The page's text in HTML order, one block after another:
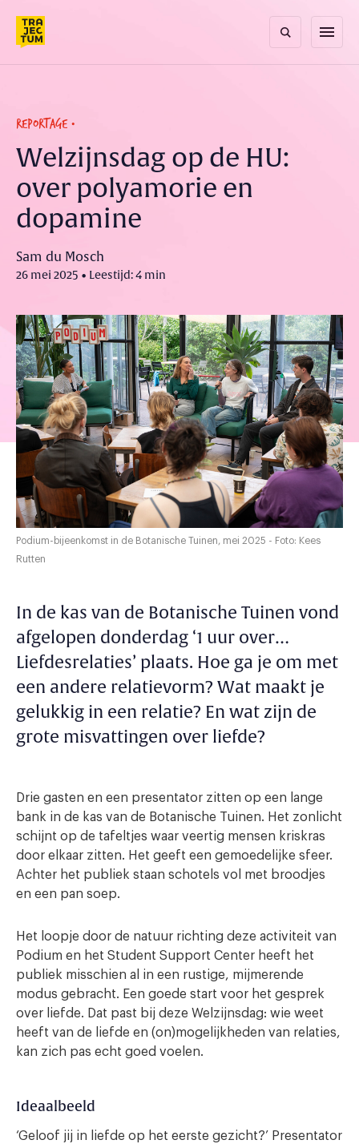
content
menu
REPORTAGE
Welzijnsdag op de HU:
over polyamorie en
dopamine
Sam du Mosch
26 mei 2025 • Leestijd: 4 min
Podium-bijeenkomst in de Botanische Tuinen, mei 2025 - Foto: Kees
Rutten
In de kas van de Botanische Tuinen vond
afgelopen donderdag ‘1 uur over…
Liefdesrelaties’ plaats. Hoe ga je om met
een andere relatievorm? Wat maakt je
gelukkig in een relatie? En wat zijn de
grote misvattingen over liefde?
Drie gasten en een presentator zitten op een lange
bank in de kas van de Botanische Tuinen. Het zonlicht
schijnt op de tafeltjes waar veertig mensen kriskras
door elkaar zitten. Het geeft een gemoedelijke sfeer.
Achter het publiek staan schotels vol met broodjes
en een pan soep.
Het loopje door de natuur richting deze activiteit van
Podium en het Student Support Center heeft het
publiek misschien al in een rustige, mijmerende
modus gebracht. Een goede start voor het gesprek
over liefde. Dat past bij deze Welzijnsdag: wie weet
heeft van de liefde en (on)mogelijkheden van relaties,
kan zich pas echt goed voelen.
Ideaalbeeld
‘Geloof jij in liefde op het eerste gezicht?’ Presentator